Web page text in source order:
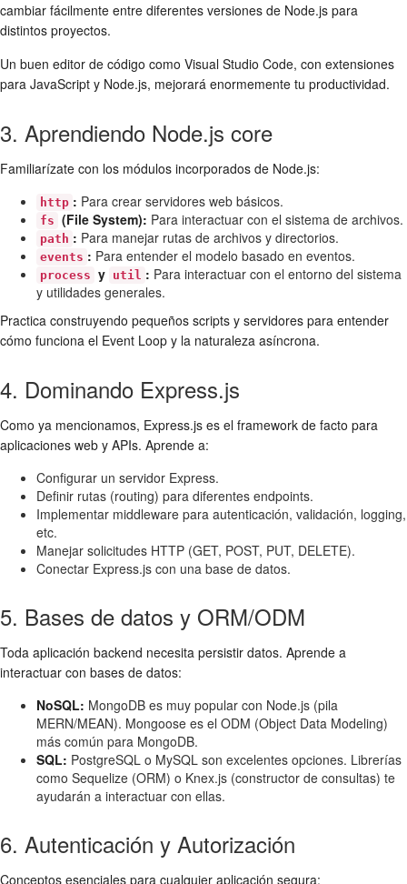
cambiar fácilmente entre diferentes versiones de Node.js para
distintos proyectos.
Un buen editor de código como Visual Studio Code, con extensiones
para JavaScript y Node.js, mejorará enormemente tu productividad.
3. Aprendiendo Node.js core
Familiarízate con los módulos incorporados de Node.js:
http : Para crear servidores web básicos.
fs (File System): Para interactuar con el sistema de archivos.
path : Para manejar rutas de archivos y directorios.
events : Para entender el modelo basado en eventos.
process y util : Para interactuar con el entorno del sistema
y utilidades generales.
Practica construyendo pequeños scripts y servidores para entender
cómo funciona el Event Loop y la naturaleza asíncrona.
4. Dominando Express.js
Como ya mencionamos, Express.js es el framework de facto para
aplicaciones web y APIs. Aprende a:
Configurar un servidor Express.
Definir rutas (routing) para diferentes endpoints.
Implementar middleware para autenticación, validación, logging,
etc.
Manejar solicitudes HTTP (GET, POST, PUT, DELETE).
Conectar Express.js con una base de datos.
5. Bases de datos y ORM/ODM
Toda aplicación backend necesita persistir datos. Aprende a
interactuar con bases de datos:
NoSQL: MongoDB es muy popular con Node.js (pila
MERN/MEAN). Mongoose es el ODM (Object Data Modeling)
más común para MongoDB.
SQL: PostgreSQL o MySQL son excelentes opciones. Librerías
como Sequelize (ORM) o Knex.js (constructor de consultas) te
ayudarán a interactuar con ellas.
6. Autenticación y Autorización
Conceptos esenciales para cualquier aplicación segura: